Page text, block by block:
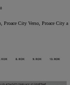
Proace City Verso, Proace City a